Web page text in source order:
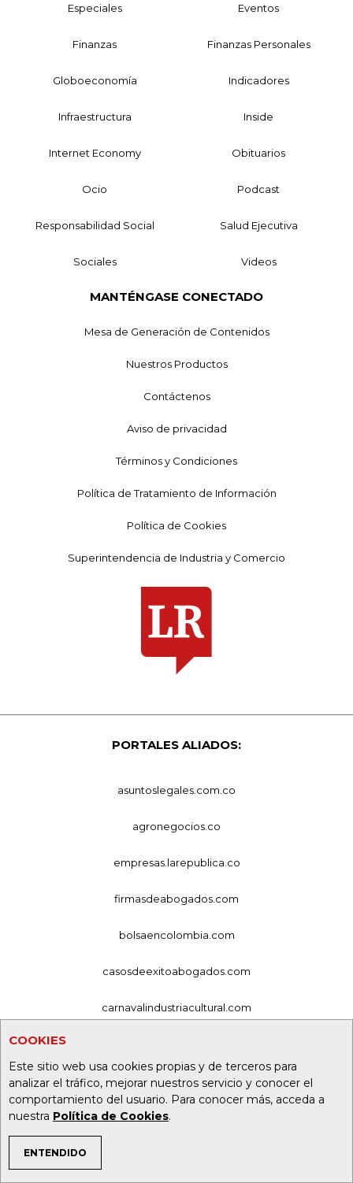
COOKIES
Este sitio web usa cookies propias y de terceros para
analizar el tráfico, mejorar nuestros servicio y conocer el
comportamiento del usuario. Para conocer más, acceda a
nuestra Política de Cookies.
ENTENDIDO
TEMAS DE INTERÉS
Especiales Eventos
Finanzas Finanzas Personales
Globoeconomía Indicadores
Infraestructura Inside
Internet Economy Obituarios
Ocio Podcast
Responsabilidad Social Salud Ejecutiva
Sociales Videos
MANTÉNGASE CONECTADO
Mesa de Generación de Contenidos
Nuestros Productos
Contáctenos
Aviso de privacidad
Términos y Condiciones
Política de Tratamiento de Información
Política de Cookies
Superintendencia de Industria y Comercio
PORTALES ALIADOS:
asuntoslegales.com.co
agronegocios.co
empresas.larepublica.co
firmasdeabogados.com
bolsaencolombia.com
casosdeexitoabogados.com
carnavalindustriacultural.com
rcnradio.com
noticiasrcn.com